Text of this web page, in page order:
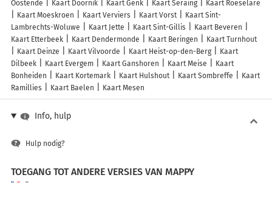
Oostende
Kaart Doornik Kaart Genk Kaart Seraing
Kaart Roeselare
Kaart Moeskroen
Kaart Verviers Kaart Vorst
Kaart Sint-
Lambrechts-Woluwe
Kaart Jette Kaart Sint-Gillis
Kaart Beveren
Kaart Etterbeek
Kaart Dendermonde Kaart Beringen
Kaart Turnhout
Kaart Deinze
Kaart Vilvoorde Kaart Heist-op-den-Berg
Kaart
Dilbeek
Kaart Evergem Kaart Ganshoren Kaart Meise
Kaart
Bonheiden
Kaart Kortemark Kaart Hulshout Kaart Sombreffe
Kaart
Ramillies
Kaart Baelen Kaart Mesen
Info, hulp
Hulp nodig?
TOEGANG TOT ANDERE VERSIES VAN MAPPY
France